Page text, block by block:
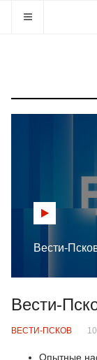
Вести-
Вести-
ВЕСТИ-ПСКОВ
Опытные